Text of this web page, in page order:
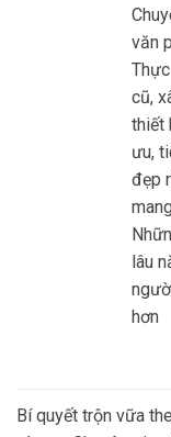
văn
cũ,
thiết
ưu,
đẹp
lâu
hơn
Bí quyết trộn vữa